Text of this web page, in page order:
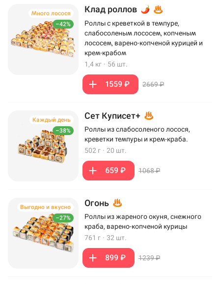
–42%
Много лосося Клад роллов
Роллы с креветкой в темпуре,
слабосоленым лососем, копченым
лососем, варено-копченой курицей и
крем-крабом
1,4 кг · 56 шт.
1559 ₽ 2669 ₽
–38%
Каждый день Сет Куписет+
Роллы из слабосоленого лосося,
креветки темпуры и крем-краба.
502 г · 20 шт.
659 ₽ 1068 ₽
–27%
Выгодно и вкусно Огонь
Роллы из жареного окуня, снежного
краба, варено-копченой курицы
761 г · 32 шт.
899 ₽ 1239 ₽